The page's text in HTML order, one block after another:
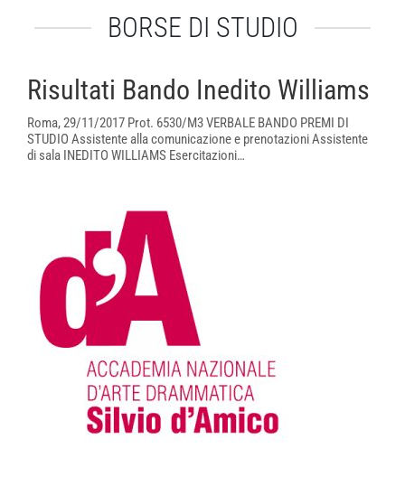
BORSE DI STUDIO
Risultati Bando Inedito Williams
Roma, 29/11/2017 Prot. 6530/M3 VERBALE BANDO PREMI DI
STUDIO Assistente alla comunicazione e prenotazioni Assistente
di sala INEDITO WILLIAMS Esercitazioni…